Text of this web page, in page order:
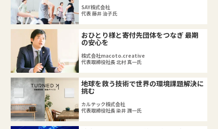
SAY株式会社
代表 藤井 治子氏
おひとり様と寄付先団体をつなぎ 最期
の安心を
株式会社macoto.creative
代表取締役社長 北村 真一氏
地球を救う技術で世界の環境課題解決に
挑む
カルテック株式会社
代表取締役社長 染井 潤一氏